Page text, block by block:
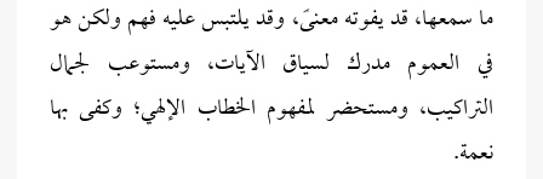
ما سمعها، قد يفوته معنىً، وقد يلتبس عليه فهم ولكن هو
في العموم مدرك لسياق الآيات، ومستوعب لجمال
التراكيب، ومستحضر لمفهوم الخطاب الإلهي؛ وكفى بها
نعمة.